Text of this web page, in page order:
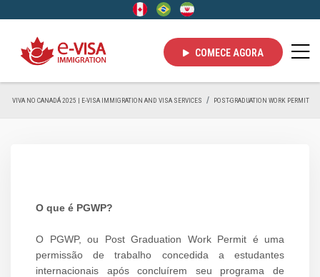
COMECE AGORA
VIVA NO CANADÁ 2025 | E-VISA IMMIGRATION AND VISA SERVICES POST-GRADUATION WORK PERMIT
O que é PGWP?
O PGWP, ou Post Graduation Work Permit é uma
permissão de trabalho concedida a estudantes
internacionais após concluírem seu programa de